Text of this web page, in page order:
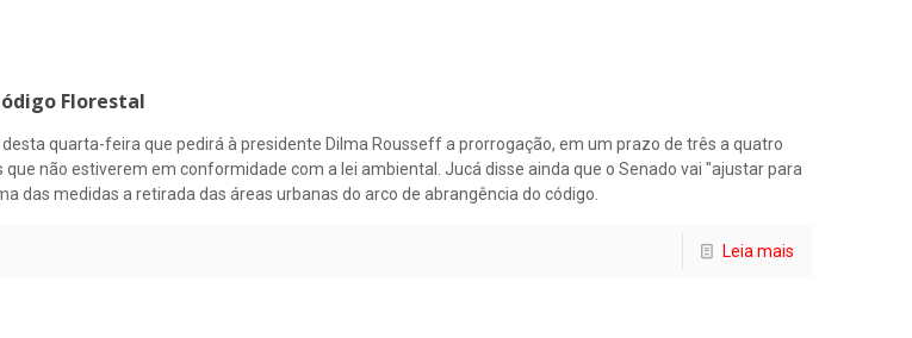
Florestal
quarta-feira que pedirá à presidente Dilma Rousseff a prorrogação, em um prazo de três a quatro
não estiverem em conformidade com a lei ambiental. Jucá disse ainda que o Senado vai "ajustar para
das medidas a retirada das áreas urbanas do arco de abrangência do código.
Leia mais